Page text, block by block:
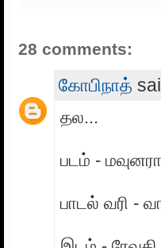
28 comments:
கோபிநாத்
தல...
படம் -
பாடல் வரி -